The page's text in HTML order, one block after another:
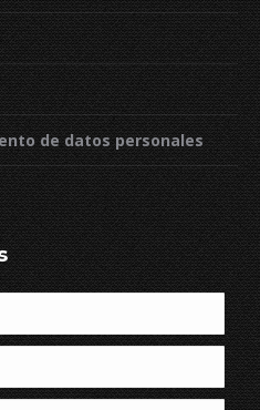
de datos personales